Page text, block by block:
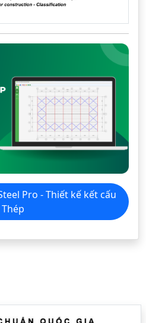
Thép